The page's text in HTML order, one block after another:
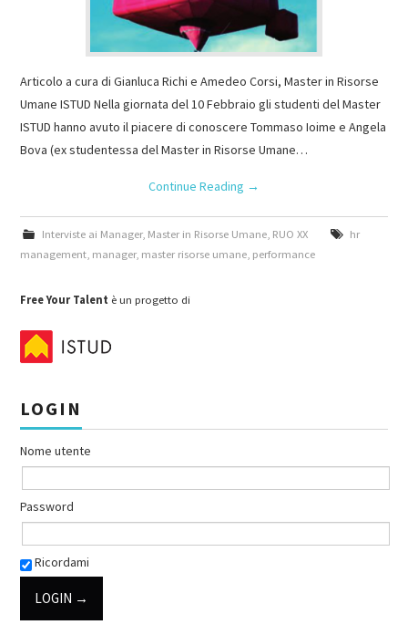
Articolo a cura di Gianluca Richi e Amedeo Corsi, Master in Risorse
Umane ISTUD Nella giornata del 10 Febbraio gli studenti del Master
ISTUD hanno avuto il piacere di conoscere Tommaso Ioime e Angela
Bova (ex studentessa del Master in Risorse Umane…
Continue Reading →
Interviste ai Manager, Master in Risorse Umane, RUO XX
hr
management manager, master risorse umane performance
Free Your Talent è un progetto di
LOGIN
Nome utente
Password
Ricordami